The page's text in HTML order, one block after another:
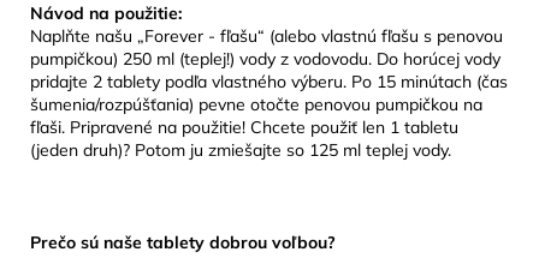
Návod na použitie:
Naplňte našu „Forever - fľašu“ (alebo vlastnú fľašu s penovou
pumpičkou) 250 ml (teplej!) vody z vodovodu. Do horúcej vody
pridajte 2 tablety podľa vlastného výberu. Po 15 minútach (čas
šumenia/rozpúšťania) pevne otočte penovou pumpičkou na
fľaši. Pripravené na použitie! Chcete použiť len 1 tabletu
(jeden druh)? Potom ju zmiešajte so 125 ml teplej vody.
Prečo sú naše tablety dobrou voľbou?